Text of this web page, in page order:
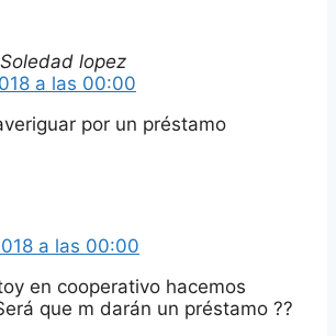
lopez
a las 00:00
por un préstamo
a las 00:00
en cooperativo hacemos
que m darán un préstamo ??